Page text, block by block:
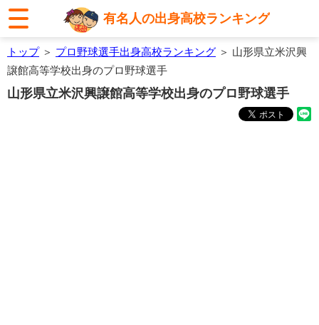
有名人の出身高校ランキング
トップ＞ プロ野球選手出身高校ランキング ＞ 山形県立米沢興
譲館高等学校出身のプロ野球選手
山形県立米沢興譲館高等学校出身のプロ野球選手